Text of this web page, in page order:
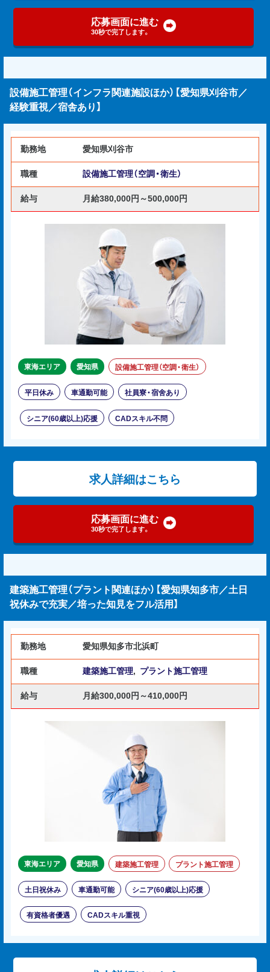
応募画面に進む
30秒で完了します。
設備施工管理（インフラ関連施設ほか）【愛知県刈谷市／
経験重視／宿舎あり】
勤務地 愛知県刈谷市
職種 設備施工管理（空調・衛生）
給与 月給380,000円～500,000円
東海エリア 愛知県 設備施工管理（空調・衛生）
平日休み 車通勤可能 社員寮・宿舍あり
シニア(60歳以上)応援 CADスキル不問
求人詳細はこちら
応募画面に進む
30秒で完了します。
建築施工管理（プラント関連ほか）【愛知県知多市／土日
祝休みで充実／培った知見をフル活用】
勤務地 愛知県知多市北浜町
職種 建築施工管理, プラント施工管理
給与 月給300,000円～410,000円
東海エリア 愛知県 建築施工管理 プラント施工管理
土日祝休み 車通勤可能 シニア(60歳以上)応援
有資格者優遇 CADスキル重視